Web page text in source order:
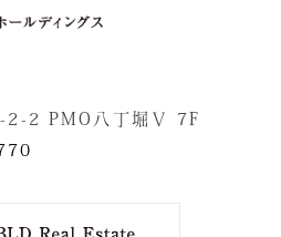
2-2 PMO八丁堀Ⅴ 7F